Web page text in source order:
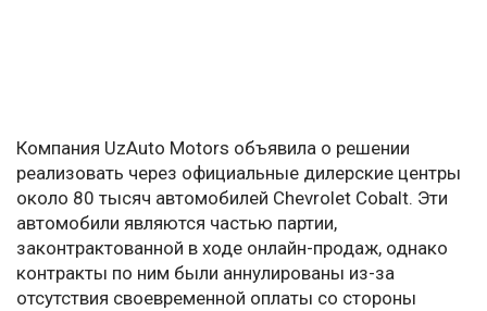
Компания UzAuto Motors объявила о решении
реализовать через официальные дилерские центры
около 80 тысяч автомобилей Chevrolet Cobalt. Эти
автомобили являются частью партии,
законтрактованной в ходе онлайн-продаж, однако
контракты по ним были аннулированы из-за
отсутствия своевременной оплаты со стороны